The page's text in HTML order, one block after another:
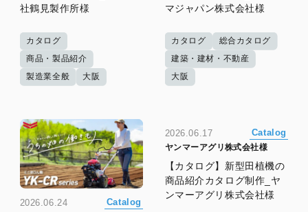
社鶴見製作所様
カタログ
商品・製品紹介
製造業全般
大阪
マジャパン株式会社様
カタログ
総合カタログ
建築・建材・不動産
大阪
2026.06.24 Catalog
2026.06.17 Catalog
ヤンマーアグリ株式会社様
【カタログ】新型田植機の
商品紹介カタログ制作_ヤ
ンマーアグリ株式会社様